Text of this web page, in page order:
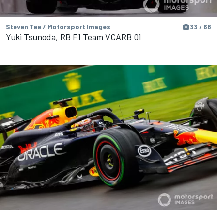
Steven Tee / Motorsport Images 33 / 68
Yuki Tsunoda, RB F1 Team VCARB 01